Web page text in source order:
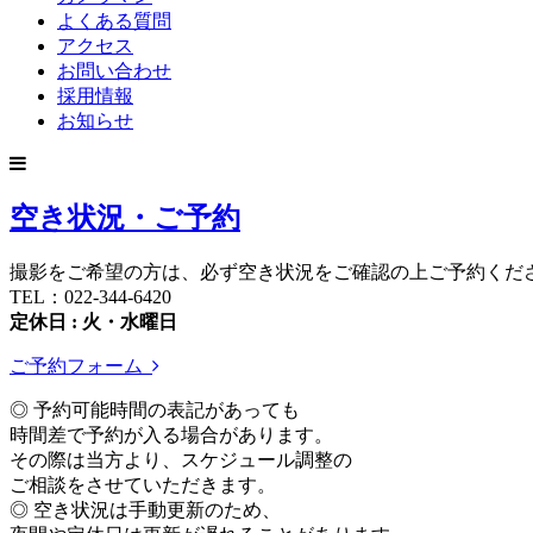
よくある質問
アクセス
お問い合わせ
採用情報
お知らせ
空き状況・ご予約
撮影をご希望の方は、必ず空き状況をご確認の上ご予約くだ
TEL：022-344-6420
定休日 : 火・水曜日
ご予約フォーム
◎ 予約可能時間の表記があっても
時間差で予約が入る場合があります。
その際は当方より、スケジュール調整の
ご相談をさせていただきます。
◎ 空き状況は手動更新のため、